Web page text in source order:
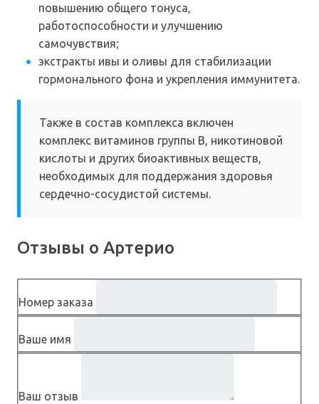
повышению общего тонуса,
работоспособности и улучшению
самочувствия;
экстракты ивы и оливы для стабилизации
гормонального фона и укрепления иммунитета.
Также в состав комплекса включен
комплекс витаминов группы В, никотиновой
кислоты и других биоактивных веществ,
необходимых для поддержания здоровья
сердечно-сосудистой системы.
Отзывы о Артерио
Номер заказа
Ваше имя
Ваш отзыв